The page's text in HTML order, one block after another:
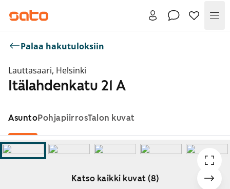
Palaa hakutuloksiin
Lauttasaari, Helsinki
Itälahdenkatu 21 A
AsuntoPohjapiirrosTalon kuvat
Katso kaikki kuvat (8)